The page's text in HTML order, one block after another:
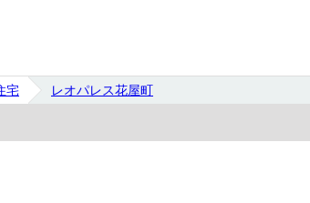
宅 レオパレス花屋町